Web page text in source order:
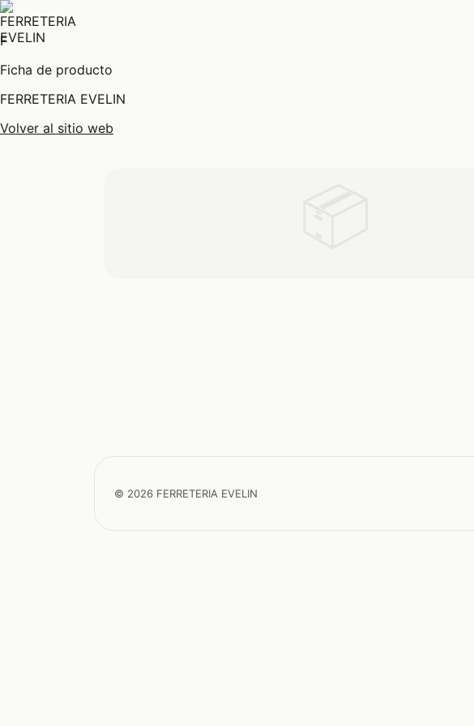
F
Ficha de producto
FERRETERIA EVELIN
Volver al sitio web
© 2026 FERRETERIA EVELIN